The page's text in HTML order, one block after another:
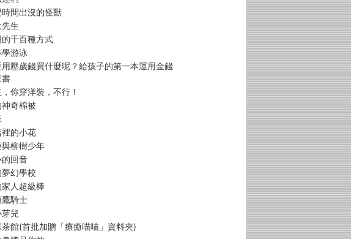
間出沒的怪獸
生
千百種方式
游泳
壓歲錢買什麼呢？給孩子的第一本運用金錢
書
你穿洋裝，不行！
奇棉被
的小花
柳樹少年
回音
幻學校
人超級棒
騎士
兒
館(首批加贈「療癒喵喵」資料夾)